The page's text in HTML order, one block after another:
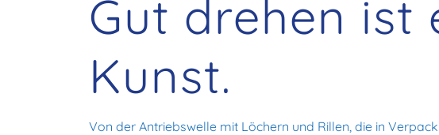
Gut drehen ist
Kunst.
Von der Antriebswelle mit Löchern und Rillen, die in